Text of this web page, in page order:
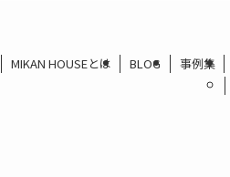
MIKAN HOUSEとは BLOG 事例集